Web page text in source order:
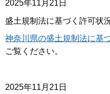
2025年11月21日
盛土規制法に基づく許可状
神奈川県の盛土規制法に基
ご覧ください。
2025年11月21日